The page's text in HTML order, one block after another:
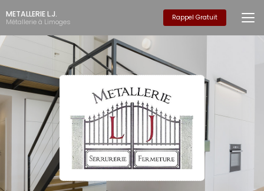
au
contenu
principal
METALLERIE L.J.
Métallerie à Limoges Rappel Gratuit